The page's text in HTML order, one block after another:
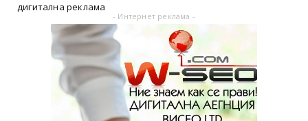
дигитална реклама
- Интернет реклама -